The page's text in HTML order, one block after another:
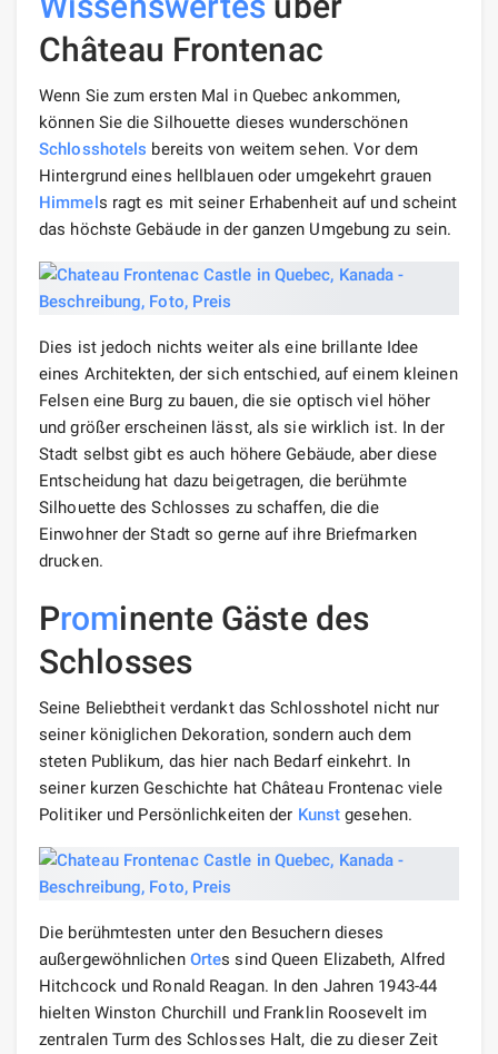
Château Frontenac
Wenn Sie zum ersten Mal in Quebec ankommen,
können Sie die Silhouette dieses wunderschönen
Schlosshotels bereits von weitem sehen. Vor dem
Hintergrund eines hellblauen oder umgekehrt grauen
Himmels ragt es mit seiner Erhabenheit auf und scheint
das höchste Gebäude in der ganzen Umgebung zu sein.
Dies ist jedoch nichts weiter als eine brillante Idee
eines Architekten, der sich entschied, auf einem kleinen
Felsen eine Burg zu bauen, die sie optisch viel höher
und größer erscheinen lässt, als sie wirklich ist. In der
Stadt selbst gibt es auch höhere Gebäude, aber diese
Entscheidung hat dazu beigetragen, die berühmte
Silhouette des Schlosses zu schaffen, die die
Einwohner der Stadt so gerne auf ihre Briefmarken
drucken.
Prominente Gäste des
Schlosses
Seine Beliebtheit verdankt das Schlosshotel nicht nur
seiner königlichen Dekoration, sondern auch dem
steten Publikum, das hier nach Bedarf einkehrt. In
seiner kurzen Geschichte hat Château Frontenac viele
Politiker und Persönlichkeiten der Kunst gesehen.
Die berühmtesten unter den Besuchern dieses
außergewöhnlichen Ortes sind Queen Elizabeth, Alfred
Hitchcock und Ronald Reagan. In den Jahren 1943-44
hielten Winston Churchill und Franklin Roosevelt im
zentralen Turm des Schlosses Halt, die zu dieser Zeit